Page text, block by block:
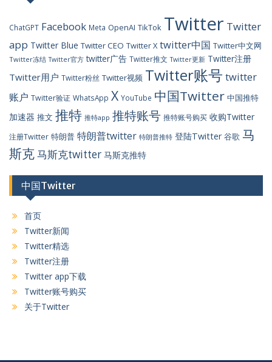
ChatGPT Facebook Meta OpenAI TikTok Twitter Twitter
app Twitter Blue Twitter CEO Twitter X twitter中国 Twitter中文网
Twitter冻结 Twitter官方 twitter广告 Twitter推文 Twitter更新 Twitter注册
Twitter用户 Twitter粉丝 Twitter视频 Twitter账号 twitter
账户 Twitter验证 WhatsApp X YouTube 中国Twitter 中国推特
加速器 推文 推特 推特app 推特账号 推特账号购买 收购Twitter
注册Twitter 特朗普 特朗普twitter 特朗普推特 登陆Twitter 谷歌 马
斯克马斯克twitter 马斯克推特
中国Twitter
首页
Twitter新闻
Twitter精选
Twitter注册
Twitter app下载
Twitter账号购买
关于Twitter